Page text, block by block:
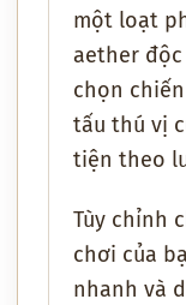
một loạt
aether
chọn
tấu thú vị
tiện theo
Tùy chỉnh
chơi của
nhanh và